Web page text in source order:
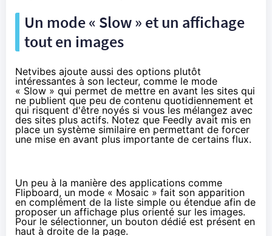
Un mode « Slow » et un affichage
tout en images
Netvibes ajoute aussi des options plutôt
intéressantes à son lecteur, comme le mode
« Slow » qui permet de mettre en avant les sites qui
ne publient que peu de contenu quotidiennement et
qui risquent d'être noyés si vous les mélangez avec
des sites plus actifs. Notez que Feedly avait mis en
place un système similaire en permettant de forcer
une mise en avant plus importante de certains flux.
Un peu à la manière des applications comme
Flipboard, un mode « Mosaic » fait son apparition
en complément de la liste simple ou étendue afin de
proposer un affichage plus orienté sur les images.
Pour le sélectionner, un bouton dédié est présent en
haut à droite de la page.